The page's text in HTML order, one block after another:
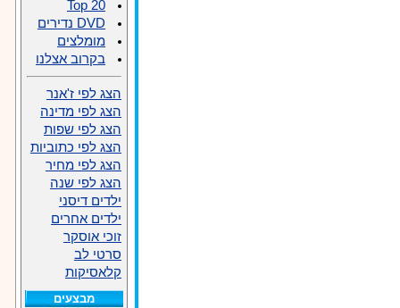
Top 20
DVD נדירים
מומלצים
בקרוב אצלנו
הצג לפי ז'אנר
הצג לפי מדינה
הצג לפי שפות
הצג לפי כתוביות
הצג לפי מחיר
הצג לפי שנה
ילדים דיסני
ילדים אחרים
זוכי אוסקר
סרטי לב
קלאסיקות
מבצעים